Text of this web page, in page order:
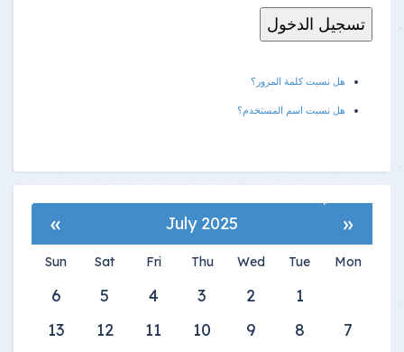
هل نسيت كلمة المرور؟
هل نسيت اسم المستخدم؟
«
July 2025
»
Mon
Tue
Wed
Thu
Fri
Sat
Sun
1
2
3
4
5
6
7
8
9
10
11
12
13